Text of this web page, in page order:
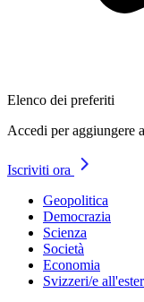
Elenco dei preferiti
Accedi per aggiungere
Iscriviti ora
Geopolitica
Democrazia
Scienza
Società
Economia
Svizzeri/e